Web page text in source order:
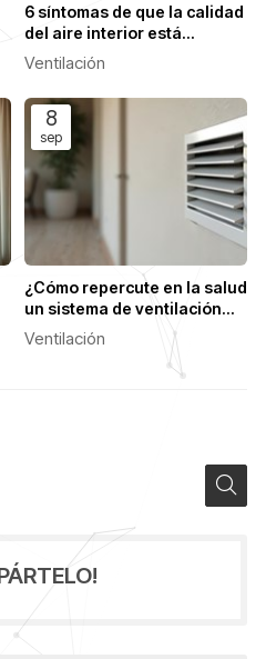
6 síntomas de que la calidad
del aire interior está
afectando a su familia
Ventilación
8
sep
¿Cómo repercute en la salud
un sistema de ventilación
eficiente?
Ventilación